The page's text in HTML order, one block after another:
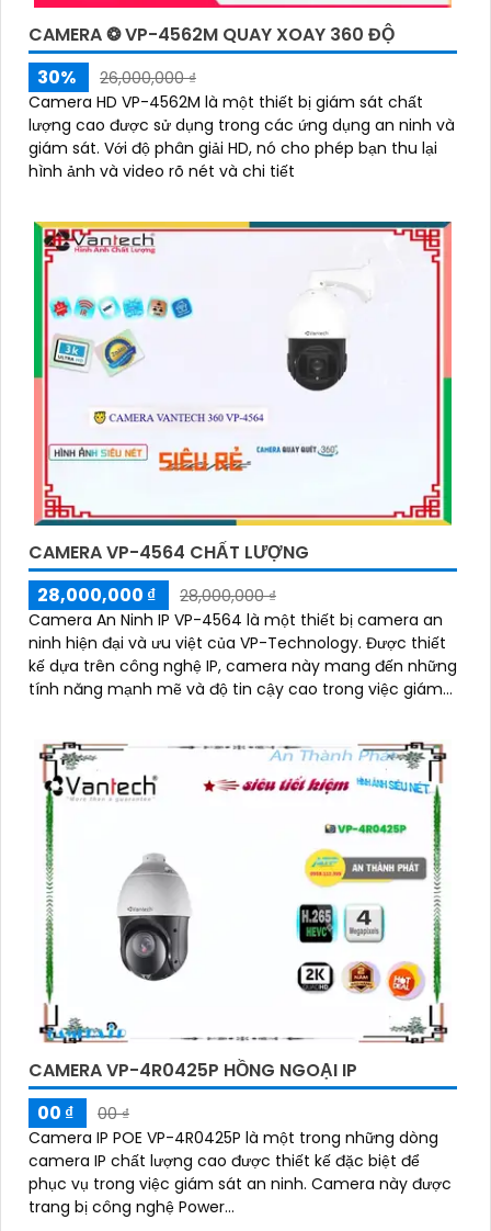
CAMERA ❂ VP-4562M QUAY XOAY 360 ĐỘ
30%
26,000,000 ₫
Camera HD VP-4562M là một thiết bị giám sát chất
lượng cao được sử dụng trong các ứng dụng an ninh và
giám sát. Với độ phân giải HD, nó cho phép bạn thu lại
hình ảnh và video rõ nét và chi tiết
CAMERA VP-4564 CHẤT LƯỢNG
28,000,000 ₫
28,000,000 ₫
Camera An Ninh IP VP-4564 là một thiết bị camera an
ninh hiện đại và ưu việt của VP-Technology. Được thiết
kế dựa trên công nghệ IP, camera này mang đến những
tính năng mạnh mẽ và độ tin cậy cao trong việc giám
CAMERA VP-4R0425P HỒNG NGOẠI IP
00 ₫
00 ₫
Camera IP POE VP-4R0425P là một trong những dòng
camera IP chất lượng cao được thiết kế đặc biệt để
phục vụ trong việc giám sát an ninh. Camera này được
trang bị công nghệ Power...